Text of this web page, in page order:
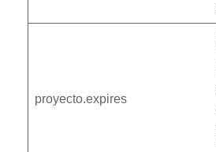
proyecto.expires